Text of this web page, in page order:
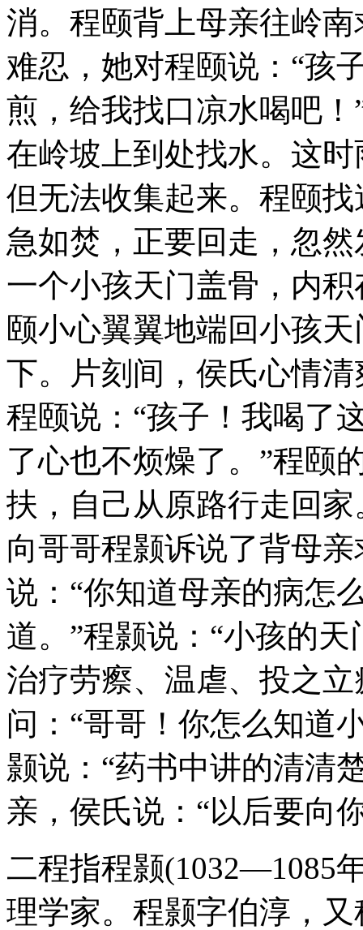
消。程颐背上母亲往岭
难忍，她对程颐说：“孩
煎，给我找口凉水喝吧
在岭坡上到处找水。这
但无法收集起来。程颐
急如焚，正要回走，忽
一个小孩天门盖骨，内
颐小心翼翼地端回小孩
下。片刻间，侯氏心情
程颐说：“孩子！我喝了
了心也不烦燥了。”程颐
扶，自己从原路行走回
向哥哥程颢诉说了背母
说：“你知道母亲的病怎
道。”程颢说：“小孩的
治疗劳瘵、温虐、投之
问：“哥哥！你怎么知道
颢说：“药书中讲的清清
亲，侯氏说：“以后要向
二程指程颢(1032—1085
理学家。程颢字伯淳，